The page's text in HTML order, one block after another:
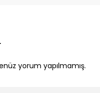
yorum yapılmamış.